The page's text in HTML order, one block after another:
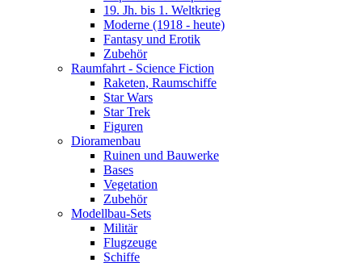
19. Jh. bis 1. Weltkrieg
Moderne (1918 - heute)
Fantasy und Erotik
Zubehör
Raumfahrt - Science Fiction
Raketen, Raumschiffe
Star Wars
Star Trek
Figuren
Dioramenbau
Ruinen und Bauwerke
Bases
Vegetation
Zubehör
Modellbau-Sets
Militär
Flugzeuge
Schiffe